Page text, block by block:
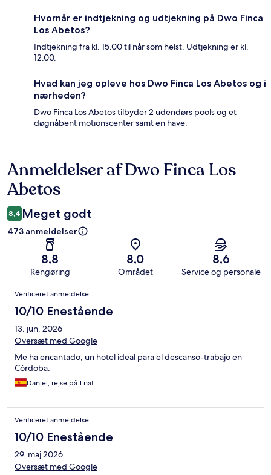
Hvornår er indtjekning og udtjekning på Dwo Finca
Los Abetos?
Indtjekning fra kl. 15.00 til når som helst. Udtjekning er kl.
12.00.
Hvad kan jeg opleve hos Dwo Finca Los Abetos og i
nærheden?
Dwo Finca Los Abetos tilbyder 2 udendørs pools og et
døgnåbent motionscenter samt en have.
Anmeldelser
Anmeldelser af Dwo Finca Los
Abetos
8,4 Meget godt
473 anmeldelser
8,8
Rengøring
8,0
Området
8,6
Service og personale
Anmeldelser
Verificeret anmeldelse
10/10 Enestående
13. jun. 2026
Oversæt med Google
Me ha encantado, un hotel ideal para el descanso-trabajo en
Córdoba.
Daniel, rejse på 1 nat
Verificeret anmeldelse
10/10 Enestående
29. maj 2026
Oversæt med Google